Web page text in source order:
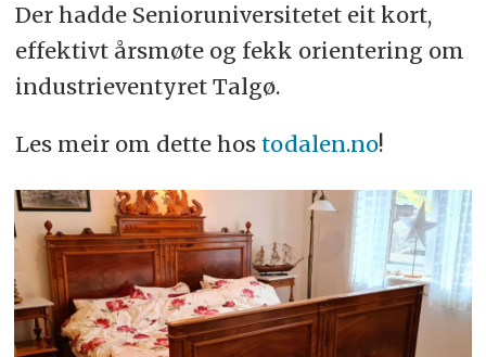
Der hadde Senioruniversitetet eit kort,
effektivt årsmøte og fekk orientering om
industrieventyret Talgø.
Les meir om dette hos todalen.no!